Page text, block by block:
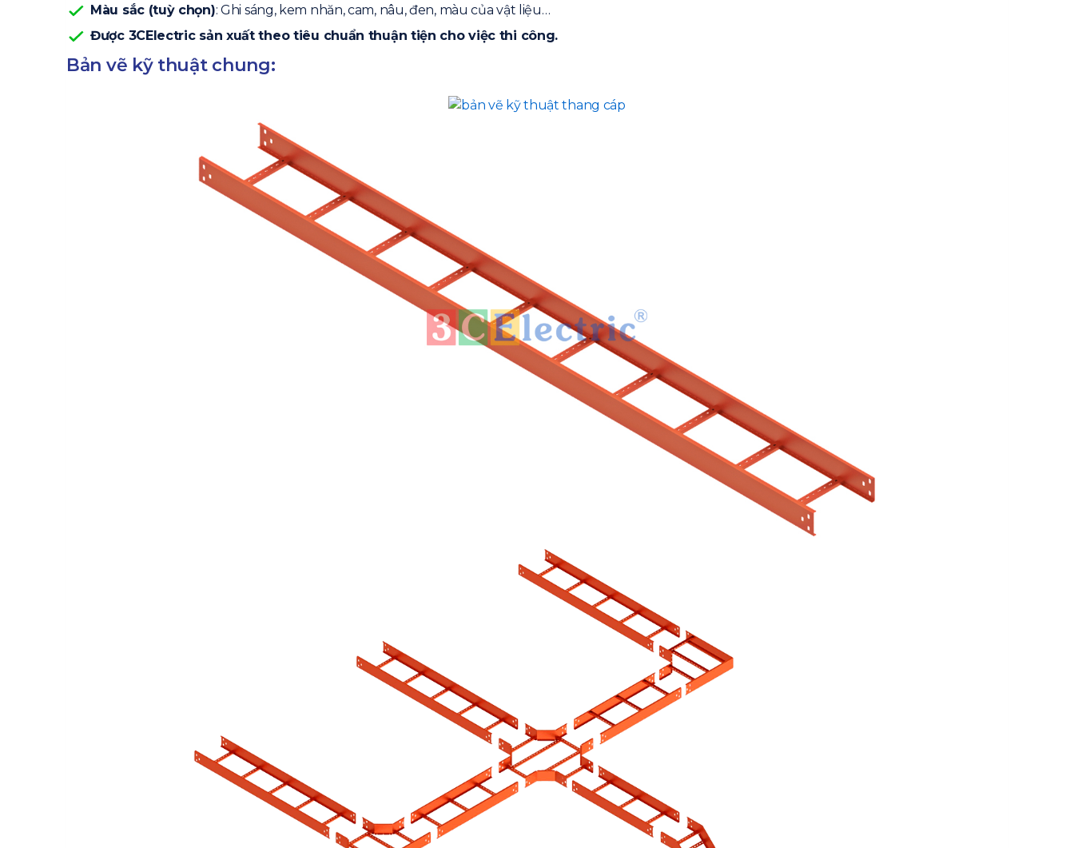
Màu sắc (tuỳ chọn): Ghi sáng, kem nhăn, cam, nâu, đen, màu của vật liệu…
Được 3CElectric sản xuất theo tiêu chuẩn thuận tiện cho việc thi công.
Bản vẽ kỹ thuật chung: